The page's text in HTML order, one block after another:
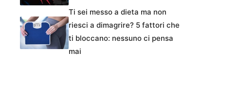
Ti sei messo a dieta ma non
riesci a dimagrire? 5 fattori che
ti bloccano: nessuno ci pensa
mai